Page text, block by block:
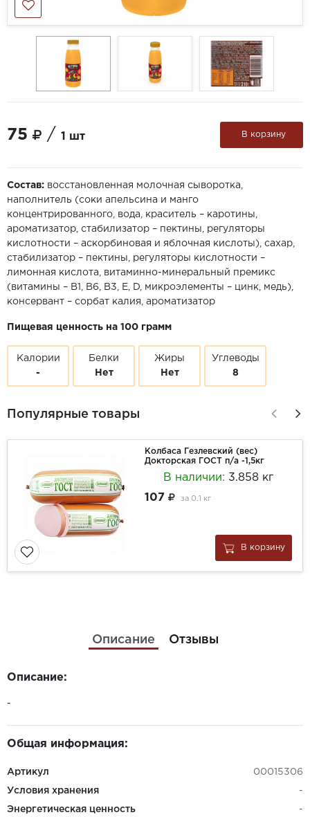
75 / 1 шт В корзину
Состав: восстановленная молочная сыворотка,
наполнитель (соки апельсина и манго
концентрированного, вода, краситель – каротины,
ароматизатор, стабилизатор – пектины, регуляторы
кислотности – аскорбиновая и яблочная кислоты), сахар,
стабилизатор – пектины, регуляторы кислотности –
лимонная кислота, витаминно-минеральный премикс
(витамины – B1, B6, B3, E, D, микроэлементы – цинк, медь),
консервант – сорбат калия, ароматизатор
Пищевая ценность на 100 грамм
Калории
-
Белки
Нет
Жиры
Нет
Углеводы
8
Популярные товары
Колбаса Гезлевский (вес)
Докторская ГОСТ п/а -1,5кг
В наличии: 3.858 кг
107
за 0.1 кг
В корзину
Описание Отзывы
Описание:
-
Общая информация:
Артикул 00015306
Условия хранения -
Энергетическая ценность -